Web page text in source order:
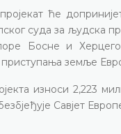
ће
суда за људска
Босне и
земље
износи 2,223
Савјет